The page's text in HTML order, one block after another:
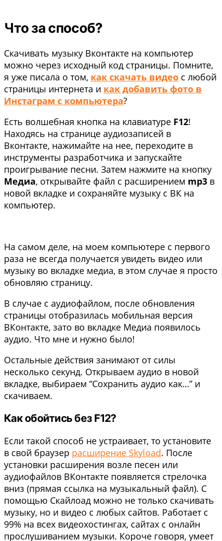
Что за способ?
Скачивать музыку Вконтакте на компьютер
можно через исходный код страницы. Помните,
я уже писала о том, как скачать видео с любой
страницы интернета и как добавить фото в
Инстаграм с компьютера?
Есть волшебная кнопка на клавиатуре F12!
Находясь на странице аудиозаписей в
Вконтакте, нажимайте на нее, переходите в
инструменты разработчика и запускайте
проигрывание песни. Затем нажмите на кнопку
Медиа, открывайте файл с расширением mp3 в
новой вкладке и сохраняйте музыку с ВК на
компьютер.
На самом деле, на моем компьютере с первого
раза не всегда получается увидеть видео или
музыку во вкладке медиа, в этом случае я просто
обновляю страницу.
В случае с аудиофайлом, после обновления
страницы отобразилась мобильная версия
ВКонтакте, зато во вкладке Медиа появилось
аудио. Что мне и нужно было!
Остальные действия занимают от силы
несколько секунд. Открываем аудио в новой
вкладке, выбираем “Сохранить аудио как…” и
скачиваем.
Как обойтись без F12?
Если такой способ не устраивает, то установите
в свой браузер расширение Skyload. После
установки расширения возле песен или
аудиофайлов ВКонтакте появляется стрелочка
вниз (прямая ссылка на музыкальный файл). С
помощью Скайлоад можно не только скачивать
музыку, но и видео с любых сайтов. Работает с
99% на всех видеохостингах, сайтах с онлайн
прослушиванием музыки. Короче говоря, умеет